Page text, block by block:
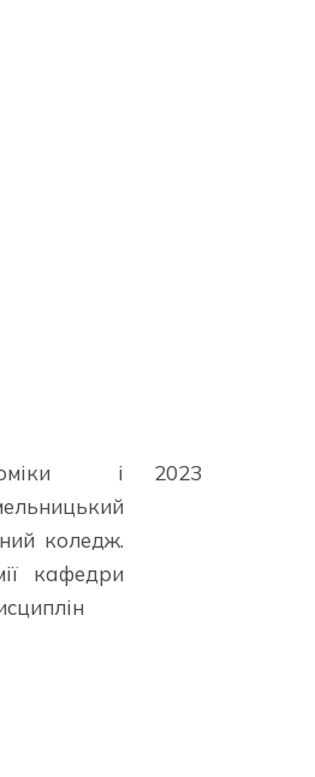
і
коледж.
кафедри
2023